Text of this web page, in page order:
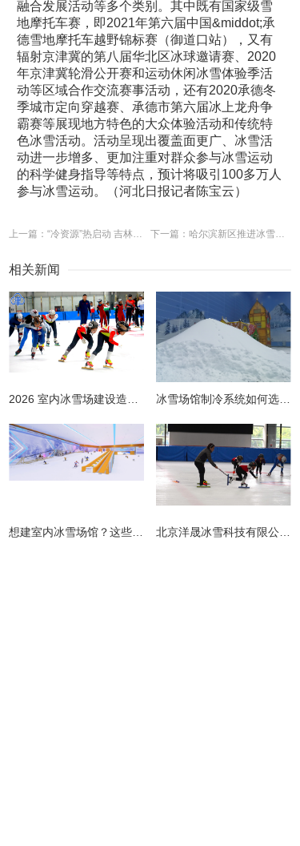
融合发展活动等多个类别。其中既有国家级雪
地摩托车赛，即2021年第六届中国&middot;承
德雪地摩托车越野锦标赛（御道口站），又有
辐射京津冀的第八届华北区冰球邀请赛、2020
年京津冀轮滑公开赛和运动休闲冰雪体验季活
动等区域合作交流赛事活动，还有2020承德冬
季城市定向穿越赛、承德市第六届冰上龙舟争
霸赛等展现地方特色的大众体验活动和传统特
色冰雪活动。活动呈现出覆盖面更广、冰雪活
动进一步增多、更加注重对群众参与冰雪运动
的科学健身指导等特点，预计将吸引100多万人
参与冰雪运动。（河北日报记者陈宝云）
上一篇：“冷资源”热启动 吉林冰雪吹响“集结号” 下一篇：哈尔滨新区推进冰雪运动进校园
相关新闻
2026 室内冰雪场建设造价全解析 | 预算明细 + 避坑指南 冰雪场馆制冷系统如何选择更节能？从设计到运维的全链路节能指南
北京洋晟冰雪科技有限公司扎根首都北京，是国内领先的室内冰雪场馆建设一站式服务商。